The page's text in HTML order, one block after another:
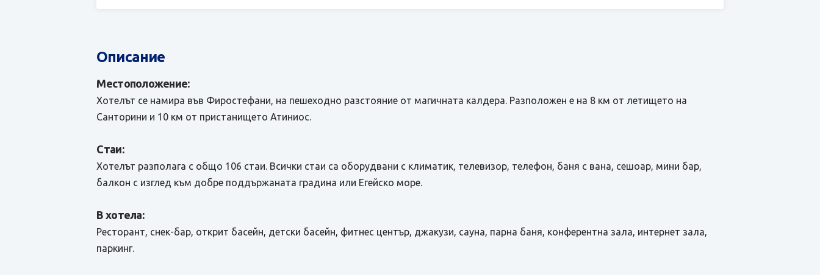
Описание
Местоположение:
Хотелът се намира във Фиростефани, на пешеходно разстояние от магичната калдера. Разположен е на 8 км от летището на
Санторини и 10 км от пристанището Атиниос.
Стаи:
Хотелът разполага с общо 106 стаи. Всички стаи са оборудвани с климатик, телевизор, телефон, баня с вана, сешоар, мини бар,
балкон с изглед към добре поддържаната градина или Егейско море.
В хотела:
Ресторант, снек-бар, открит басейн, детски басейн, фитнес център, джакузи, сауна, парна баня, конферентна зала, интернет зала,
паркинг.